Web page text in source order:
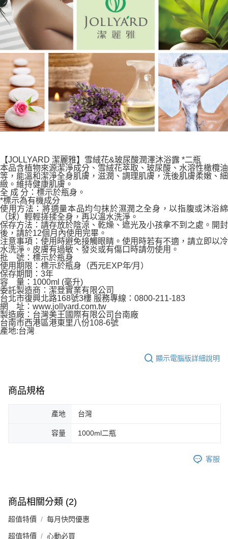
【JOLLYARD 潔麗雅】雪絨花&玻尿酸潤澤沐浴露 *二瓶
本品含植物來源潔淨成分、雪絨花萃取、玻尿酸、水溶性橄欖油
等，能溫和潔淨全身肌膚，滋潤、調理肌膚，洗後肌膚柔嫩、細
緻。維持健康肌膚。
全 成 分：標示於瓶身。
*標示為有機成分
使用方法：將適量本品均勻抹於濕潤之全身，以指腹或沐浴綿
（球）輕輕搓揉全身，再以溫水洗淨。
保存方法：請存放於陰涼、乾燥、遮光及小孩拿不到之處。開封
後，請於12個月內使用完畢。
注意事項：使用時避免接觸眼睛。使用時若有不適，請立即以冷
水洗淨。皮膚有過敏、發炎或有傷口時請勿使用。
批 號：標示於瓶身
使用期限：標示於瓶身（西元EXP年∕月）
保存期間：3年
容 量：1000ml (毫升)
委託製造商：潔登實業有限公司
台北市復興北路168號3樓 服務專線：0800-211-183
網 址：www.jollyard.com.tw
製造廠：台灣美王國際有限公司台南廠
台南市西港區港東里八份108-6號
產地:台灣
顯示電腦版詳細說明
商品規格
產地 台灣
容量 1000ml二瓶
客服
商品相關分類 (2)
超值特價 每月快閃優惠
超值特價 心動必買